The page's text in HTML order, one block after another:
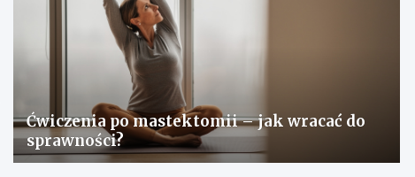
Ćwiczenia po mastektomii – jak wracać do
sprawności?